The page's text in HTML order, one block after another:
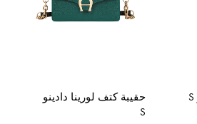
حقيبة كتف لورينا دادينو
S